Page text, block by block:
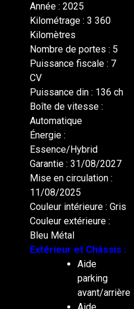
Année : 2025
Kilométrage : 3 360
Kilomètres
Nombre de portes : 5
Puissance fiscale : 7
CV
Puissance din : 136 ch
Boîte de vitesse :
Automatique
Énergie :
Essence/Hybrid
Garantie : 31/08/2027
Mise en circulation :
11/08/2025
Couleur intérieure : Gris
Couleur extérieure :
Bleu Métal
Extérieur et Châssis :
Aide
parking
avant/arrière